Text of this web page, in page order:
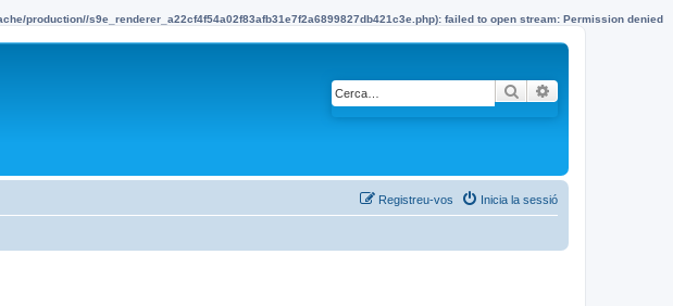
production//s9e_renderer_a22cf4f54a02f83afb31e7f2a6899827db421c3e.php): failed to open stream: Permission denied
Cerca
Inicia la sessió
Registreu-vos